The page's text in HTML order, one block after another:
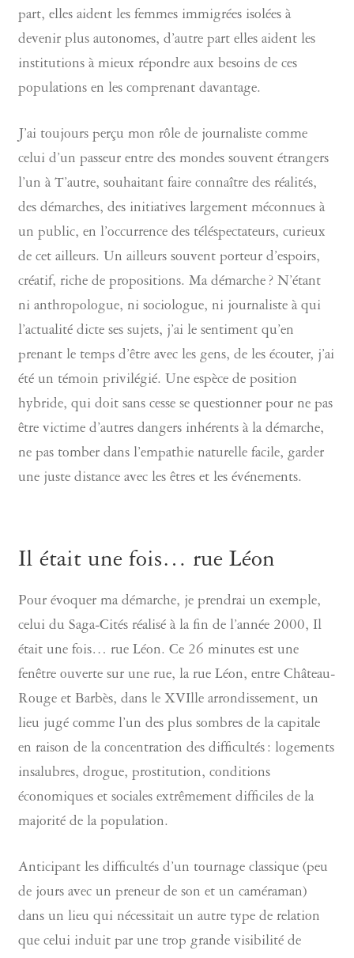
part, elles aident les femmes immigrées isolées à
devenir plus autonomes, d’autre part elles aident les
institutions à mieux répondre aux besoins de ces
populations en les comprenant davantage.
J’ai toujours perçu mon rôle de journaliste comme
celui d’un passeur entre des mondes souvent étrangers
l’un à T’autre, souhaitant faire connaître des réalités,
des démarches, des initiatives largement méconnues à
un public, en l’occurrence des téléspectateurs, curieux
de cet ailleurs. Un ailleurs souvent porteur d’espoirs,
créatif, riche de propositions. Ma démarche ? N’étant
ni anthropologue, ni sociologue, ni journaliste à qui
l’actualité dicte ses sujets, j’ai le sentiment qu’en
prenant le temps d’être avec les gens, de les écouter, j’ai
été un témoin privilégié. Une espèce de position
hybride, qui doit sans cesse se questionner pour ne pas
être victime d’autres dangers inhérents à la démarche,
ne pas tomber dans l’empathie naturelle facile, garder
une juste distance avec les êtres et les événements.
Il était une fois… rue Léon
Pour évoquer ma démarche, je prendrai un exemple,
celui du Saga-Cités réalisé à la fin de l’année 2000, Il
était une fois… rue Léon. Ce 26 minutes est une
fenêtre ouverte sur une rue, la rue Léon, entre Château-
Rouge et Barbès, dans le XVIlle arrondissement, un
lieu jugé comme l’un des plus sombres de la capitale
en raison de la concentration des difficultés : logements
insalubres, drogue, prostitution, conditions
économiques et sociales extrêmement difficiles de la
majorité de la population.
Anticipant les difficultés d’un tournage classique (peu
de jours avec un preneur de son et un caméraman)
dans un lieu qui nécessitait un autre type de relation
que celui induit par une trop grande visibilité de